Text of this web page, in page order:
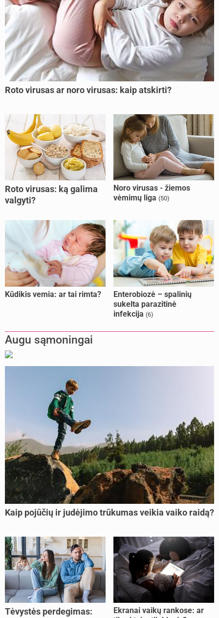
Roto virusas ar noro virusas: kaip atskirti?
Roto virusas: ką galima
valgyti?
Noro virusas - žiemos
vėmimų liga (50)
Kūdikis vemia: ar tai rimta?
Enterobiozė – spalinių
sukelta parazitinė
infekcija (6)
Augu sąmoningai
Kaip pojūčių ir judėjimo trūkumas veikia vaiko raidą?
Tėvystės perdegimas:
Ekranai vaikų rankose: ar